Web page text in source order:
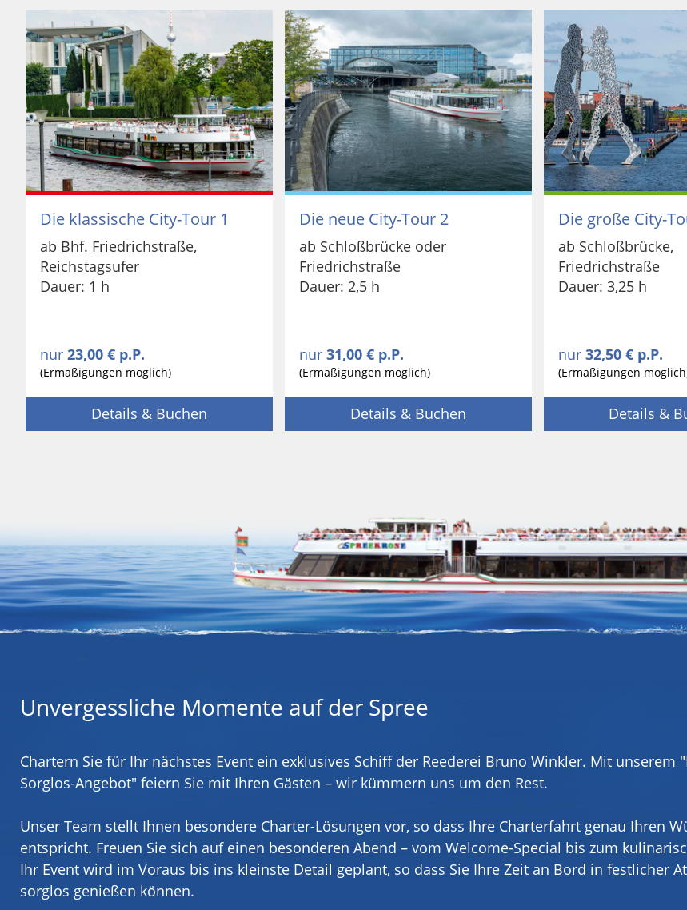
Die klassische City-Tour 1
ab Bhf. Friedrichstraße,
Reichstagsufer
Dauer: 1 h
nur 23,00 € p.P.
(Ermäßigungen möglich)
Details & Buchen
Die neue City-Tour 2
ab Schloßbrücke oder
Friedrichstraße
Dauer: 2,5 h
nur 31,00 € p.P.
(Ermäßigungen möglich)
Details & Buchen
Die große City-
ab Schloßbrücke,
Friedrichstraße
Dauer: 3,25 h
nur 32,50 € p.P.
(Ermäßigungen
Details &
Unvergessliche Momente auf der Spree
Chartern Sie für Ihr nächstes Event ein exklusives Schiff der Reederei Bruno Winkler. Mit unserem
Sorglos-Angebot" feiern Sie mit Ihren Gästen – wir kümmern uns um den Rest.
Unser Team stellt Ihnen besondere Charter-Lösungen vor, so dass Ihre Charterfahrt genau Ihren
entspricht. Freuen Sie sich auf einen besonderen Abend – vom Welcome-Special bis zum
Ihr Event wird im Voraus bis ins kleinste Detail geplant, so dass Sie Ihre Zeit an Bord in festlicher
sorglos genießen können.